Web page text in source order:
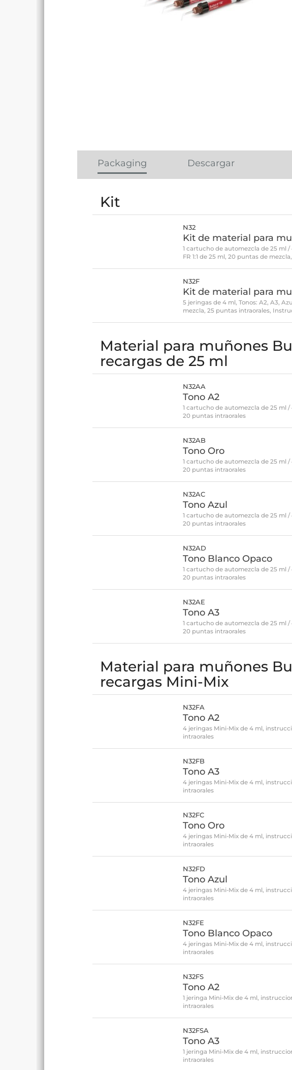
Packaging Descargar
Kit
N32
Kit de material para
1 cartucho de automezcla de 25 ml
FR 1:1 de 25 ml, 20 puntas de
N32F
Kit de material para
5 jeringas de 4 ml, Tonos: A2, A3,
mezcla, 25 puntas intraorales,
Material para muñones
recargas de 25 ml
N32AA
Tono A2
1 cartucho de automezcla de 25 ml
20 puntas intraorales
N32AB
Tono Oro
1 cartucho de automezcla de 25 ml
20 puntas intraorales
N32AC
Tono Azul
1 cartucho de automezcla de 25 ml
20 puntas intraorales
N32AD
Tono Blanco Opaco
1 cartucho de automezcla de 25 ml
20 puntas intraorales
N32AE
Tono A3
1 cartucho de automezcla de 25 ml
20 puntas intraorales
Material para muñones
recargas Mini-Mix
N32FA
Tono A2
4 jeringas Mini-Mix de 4 ml,
intraorales
N32FB
Tono A3
4 jeringas Mini-Mix de 4 ml,
intraorales
N32FC
Tono Oro
4 jeringas Mini-Mix de 4 ml,
intraorales
N32FD
Tono Azul
4 jeringas Mini-Mix de 4 ml,
intraorales
N32FE
Tono Blanco Opaco
4 jeringas Mini-Mix de 4 ml,
intraorales
N32FS
Tono A2
1 jeringa Mini-Mix de 4 ml,
intraorales
N32FSA
Tono A3
1 jeringa Mini-Mix de 4 ml,
intraorales